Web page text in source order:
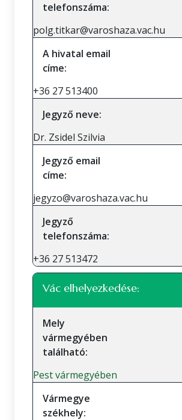
telefonszáma:
polg.titkar@varoshaza.vac.hu
A hivatal email
címe:
+36 27 513400
Jegyző neve:
Dr. Zsidel Szilvia
Jegyző email
címe:
jegyzo@varoshaza.vac.hu
Jegyző
telefonszáma:
+36 27 513472
Vác elhelyezkedése:
Mely
vármegyében
található:
Pest vármegyében
Vármegye
székhely: